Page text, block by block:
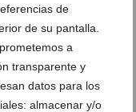
de
de su pantalla.
a
transparente y
datos para los
almacenar y/o